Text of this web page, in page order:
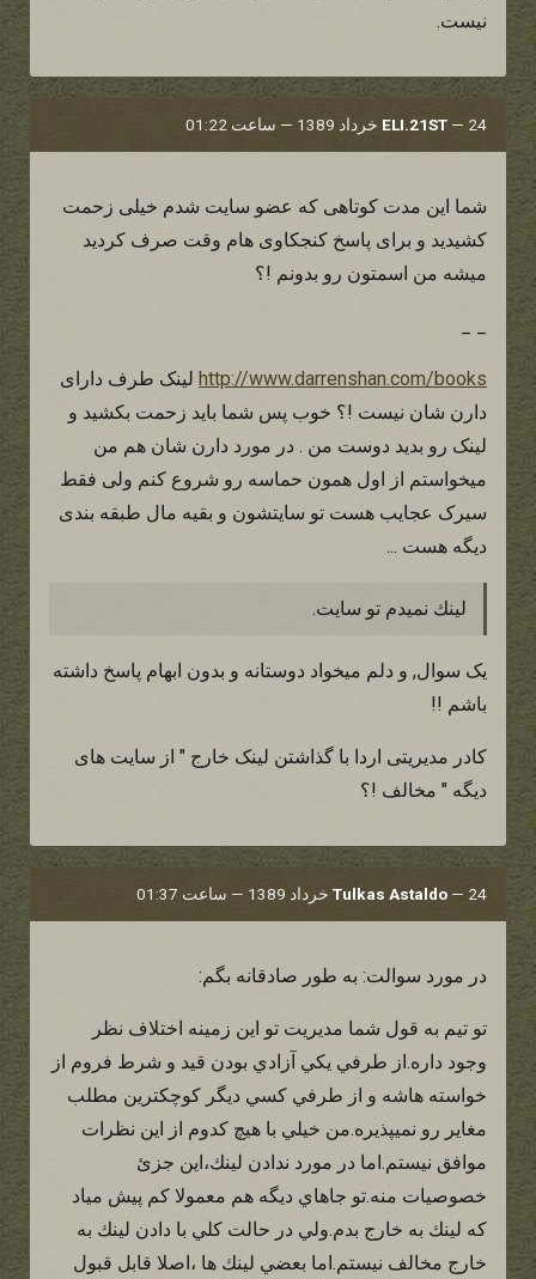
نيست.
ELI.21ST — 24 خرداد 1389 — ساعت 01:22
شما این مدت کوتاهی که عضو سایت شدم خیلی زحمت
کشیدید و برای پاسخ کنجکاوی هام وقت صرف کردید
میشه من اسمتون رو بدونم !؟
http://www.darrenshan.com/books لینک طرف دارای
دارن شان نیست !؟ خوب پس شما باید زحمت بکشید و
لینک رو بدید دوست من . در مورد دارن شان هم من
میخواستم از اول همون حماسه رو شروع کنم ولی فقط
سیرک عجایب هست تو سایتشون و بقیه مال طبقه بندی
دیگه هست ...
لينك نميدم تو سايت.
یک سوال, و دلم میخواد دوستانه و بدون ابهام پاسخ داشته
باشم !!
کادر مدیریتی اردا با گذاشتن لینک خارج " از سایت های
دیگه " مخالف !؟
Tulkas Astaldo — 24 خرداد 1389 — ساعت 01:37
در مورد سوالت: به طور صادقانه بگم:
تو تيم به قول شما مديريت تو اين زمينه اختلاف نظر
وجود داره.از طرفي يكي آزادي بودن قيد و شرط فروم از
خواسته هاشه و از طرفي كسي ديگر كوچكترين مطلب
مغاير رو نميپذيره.من خيلي با هيچ كدوم از اين نظرات
موافق نيستم.اما در مورد ندادن لينك،اين جزئ
خصوصيات منه.تو جاهاي ديگه هم معمولا كم پيش مياد
كه لينك به خارج بدم.ولي در حالت كلي با دادن لينك به
خارج مخالف نيستم.اما بعضي لينك ها ،اصلا قابل قبول